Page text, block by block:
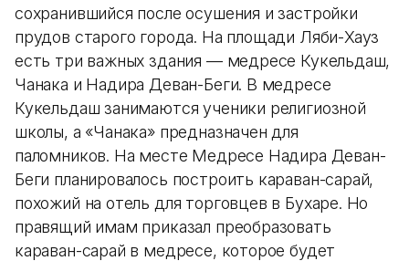
сохранившийся после осушения и застройки
прудов старого города. На площади Ляби-Хауз
есть три важных здания — медресе Кукельдаш,
Чанака и Надира Деван-Беги. В медресе
Кукельдаш занимаются ученики религиозной
школы, а «Чанака» предназначен для
паломников. На месте Медресе Надира Деван-
Беги планировалось построить караван-сарай,
похожий на отель для торговцев в Бухаре. Но
правящий имам приказал преобразовать
караван-сарай в медресе, которое будет